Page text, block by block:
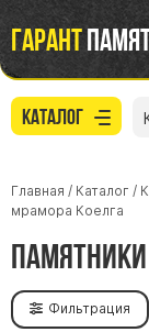
Гарант
Каталог
Главная / Каталог /
мрамора Коелга
Фильтрация